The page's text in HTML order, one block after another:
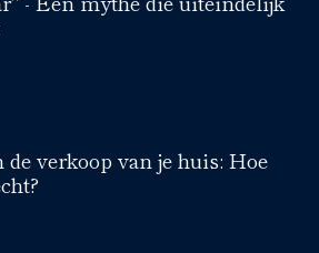
de verkoop van je huis: Hoe